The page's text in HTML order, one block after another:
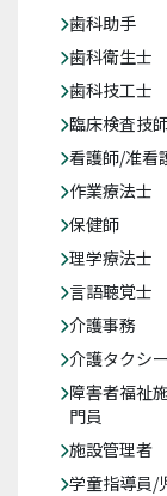
歯科助手
歯科衛生士
歯科技工士
臨床検査技
看護師/准看
作業療法士
保健師
理学療法士
言語聴覚士
介護事務
介護タクシー
障害者福祉
門員
施設管理者
学童指導員/